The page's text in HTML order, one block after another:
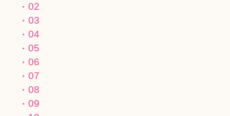
02
03
04
05
06
07
08
09